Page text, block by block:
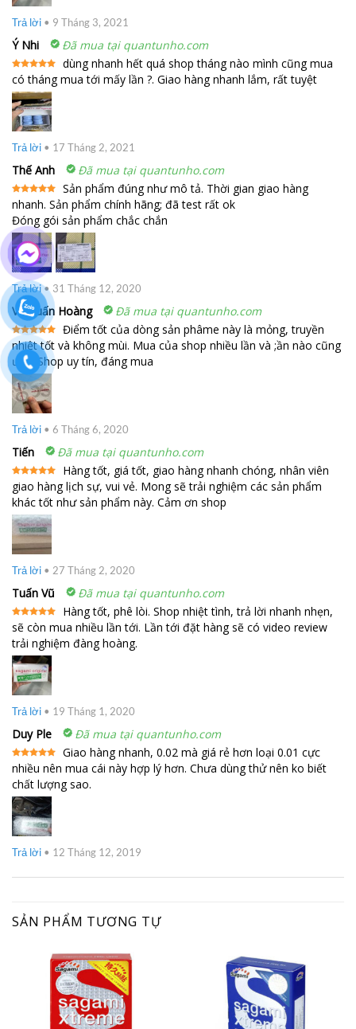
Trả lời • 9 Tháng 3, 2021
Ý Nhi Đã mua tại quantunho.com
Được xếp
hạng 55
sao
dùng nhanh hết quá shop tháng nào mình cũng mua
có tháng mua tới mấy lần ?. Giao hàng nhanh lắm, rất tuyệt
Trả lời • 17 Tháng 2, 2021
Thế Anh Đã mua tại quantunho.com
Được xếp
hạng 5 5
sao
Sản phẩm đúng như mô tả. Thời gian giao hàng
nhanh. Sản phẩm chính hãng; đã test rất ok
Đóng gói sản phẩm chắc chắn
Trả lời• 31 Tháng 12, 2020
Vũ Tuấn Hoàng Đã mua tại quantunho.com
Được xếp
hạng5 5
sao
Điểm tốt của dòng sản phâme này là mỏng, truyền
nhiệt tốt và không mùi. Mua của shop nhiều lần và ;ần nào cũng
ưng. Shop uy tín, đáng mua
Trả lời • 6 Tháng 6, 2020
Tiến Đã mua tại quantunho.com
Được xếp
hạng 5 5
sao
Hàng tốt, giá tốt, giao hàng nhanh chóng, nhân viên
giao hàng lịch sự, vui vẻ. Mong sẽ trải nghiệm các sản phẩm
khác tốt như sản phẩm này. Cảm ơn shop
Trả lời • 27 Tháng 2, 2020
Tuấn Vũ Đã mua tại quantunho.com
Được xếp
hạng55
sao
Hàng tốt, phê lòi. Shop nhiệt tình, trả lời nhanh nhẹn,
sẽ còn mua nhiều lần tới. Lần tới đặt hàng sẽ có video review
trải nghiệm đàng hoàng.
Trả lời • 19 Tháng 1, 2020
Duy Ple Đã mua tại quantunho.com
Được xếp
hạng5 5
sao
Giao hàng nhanh, 0.02 mà giá rẻ hơn loại 0.01 cực
nhiều nên mua cái này hợp lý hơn. Chưa dùng thử nên ko biết
chất lượng sao.
Trả lời • 12 Tháng 12, 2019
SẢN PHẨM TƯƠNG TỰ